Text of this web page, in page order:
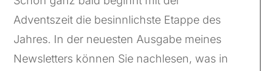
Adventszeit die besinnlichste Etappe des
Jahres. In der neuesten Ausgabe meines
Newsletters können Sie nachlesen, was in